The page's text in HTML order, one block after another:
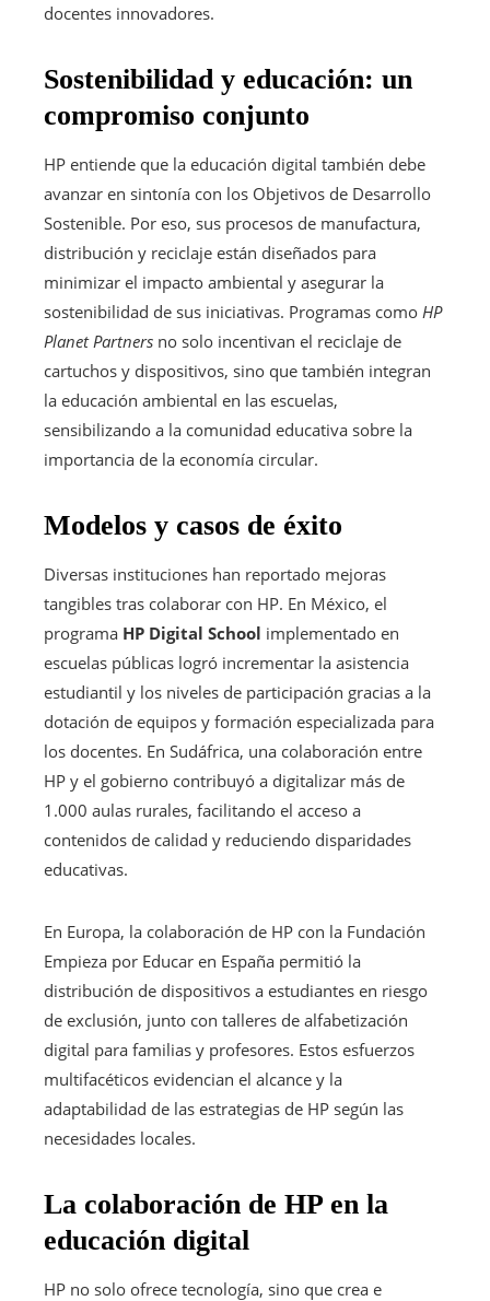
docentes innovadores.
Sostenibilidad y educación: un
compromiso conjunto
HP entiende que la educación digital también debe
avanzar en sintonía con los Objetivos de Desarrollo
Sostenible. Por eso, sus procesos de manufactura,
distribución y reciclaje están diseñados para
minimizar el impacto ambiental y asegurar la
sostenibilidad de sus iniciativas. Programas como HP
Planet Partners no solo incentivan el reciclaje de
cartuchos y dispositivos, sino que también integran
la educación ambiental en las escuelas,
sensibilizando a la comunidad educativa sobre la
importancia de la economía circular.
Modelos y casos de éxito
Diversas instituciones han reportado mejoras
tangibles tras colaborar con HP. En México, el
programa HP Digital School implementado en
escuelas públicas logró incrementar la asistencia
estudiantil y los niveles de participación gracias a la
dotación de equipos y formación especializada para
los docentes. En Sudáfrica, una colaboración entre
HP y el gobierno contribuyó a digitalizar más de
1.000 aulas rurales, facilitando el acceso a
contenidos de calidad y reduciendo disparidades
educativas.
En Europa, la colaboración de HP con la Fundación
Empieza por Educar en España permitió la
distribución de dispositivos a estudiantes en riesgo
de exclusión, junto con talleres de alfabetización
digital para familias y profesores. Estos esfuerzos
multifacéticos evidencian el alcance y la
adaptabilidad de las estrategias de HP según las
necesidades locales.
La colaboración de HP en la
educación digital
HP no solo ofrece tecnología, sino que crea e